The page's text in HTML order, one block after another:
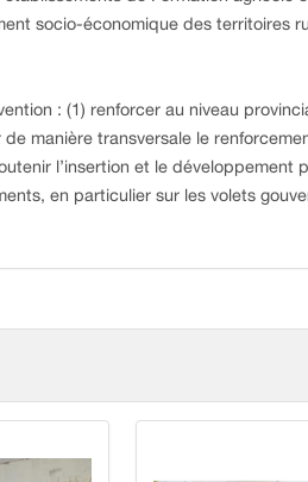
socio-économique des territoires
: (1) renforcer au niveau
manière transversale le
l’insertion et le développement
en particulier sur les volets